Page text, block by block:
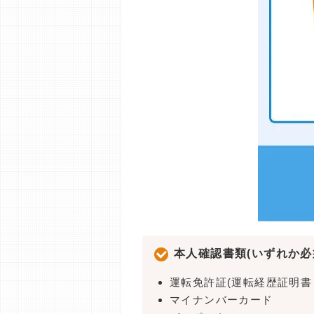
本人確認書類(いずれか
運転免許証(運転経歴証明書
マイナンバーカード